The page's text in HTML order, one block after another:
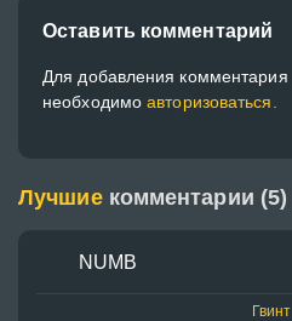
Оставить комментарий
Для добавления комментария
необходимоавторизоваться.
Лучшие комментарии (5)
NUMB
Гвинт